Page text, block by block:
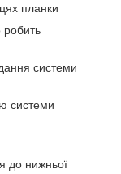
планки
робить
системи
системи
до нижньої